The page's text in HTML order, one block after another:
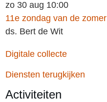
zo 30 aug 10:00
11e zondag van de zomer
ds. Bert de Wit
Digitale collecte
Diensten terugkijken
Activiteiten